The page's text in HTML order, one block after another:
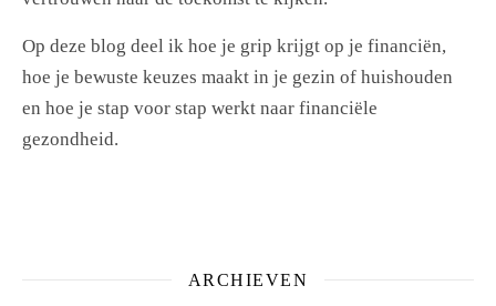
Op deze blog deel ik hoe je grip krijgt op je financiën,
hoe je bewuste keuzes maakt in je gezin of huishouden
en hoe je stap voor stap werkt naar financiële
gezondheid.
ARCHIEVEN